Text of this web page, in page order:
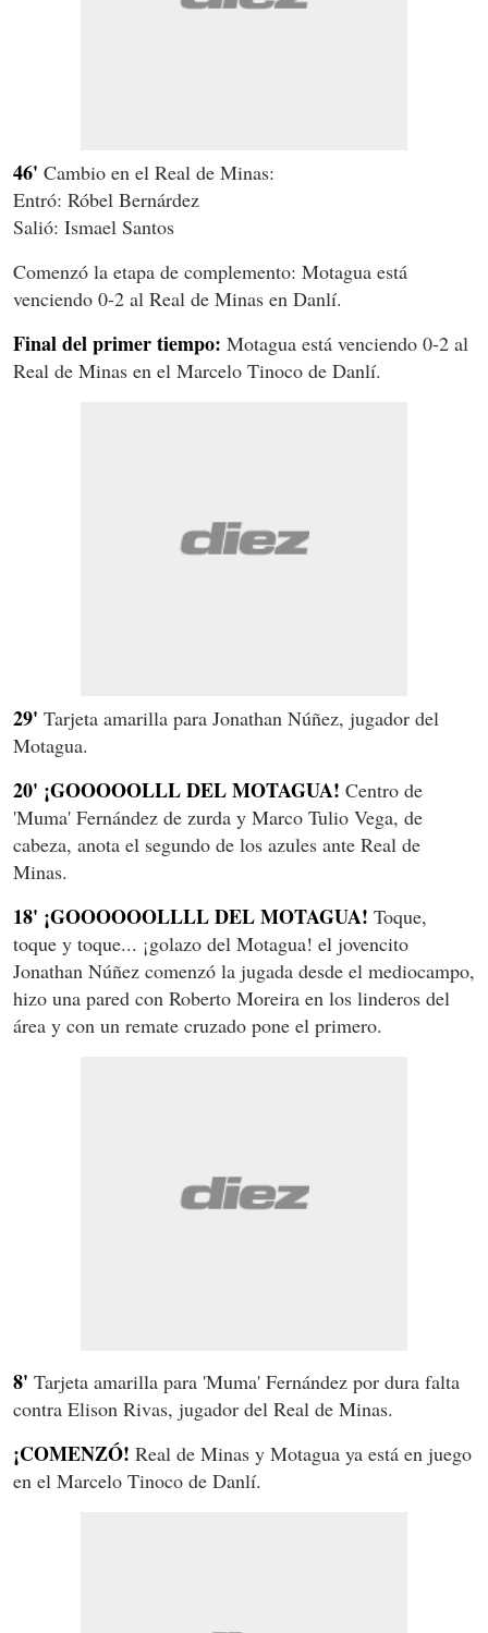
46' Cambio en el Real de Minas:
Entró: Róbel Bernárdez
Salió: Ismael Santos
Comenzó la etapa de complemento: Motagua está
venciendo 0-2 al Real de Minas en Danlí.
Final del primer tiempo: Motagua está venciendo 0-2 al
Real de Minas en el Marcelo Tinoco de Danlí.
29' Tarjeta amarilla para Jonathan Núñez, jugador del
Motagua.
20' ¡GOOOOOLLL DEL MOTAGUA! Centro de
'Muma' Fernández de zurda y Marco Tulio Vega, de
cabeza, anota el segundo de los azules ante Real de
Minas.
18' ¡GOOOOOOLLLL DEL MOTAGUA! Toque,
toque y toque... ¡golazo del Motagua! el jovencito
Jonathan Núñez comenzó la jugada desde el mediocampo,
hizo una pared con Roberto Moreira en los linderos del
área y con un remate cruzado pone el primero.
8' Tarjeta amarilla para 'Muma' Fernández por dura falta
contra Elison Rivas, jugador del Real de Minas.
¡COMENZÓ! Real de Minas y Motagua ya está en juego
en el Marcelo Tinoco de Danlí.